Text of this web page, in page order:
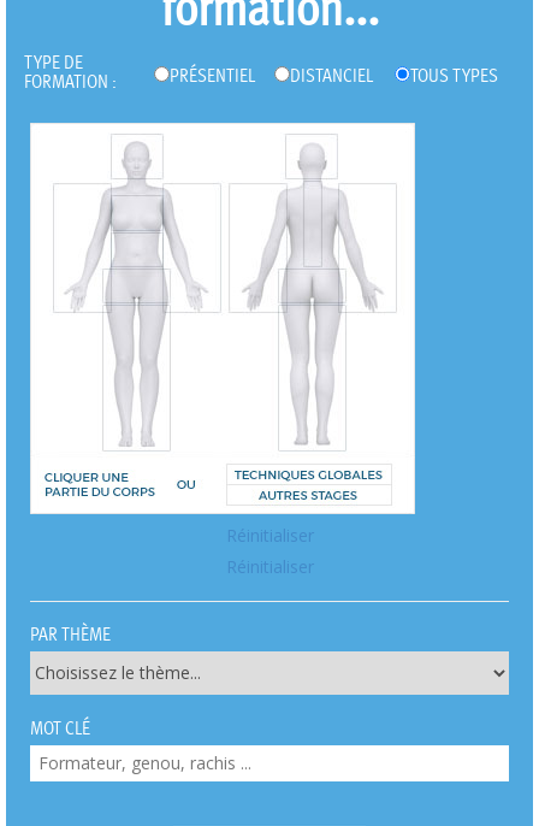
formation...
TYPE DE
FORMATION :
PRÉSENTIEL DISTANCIEL TOUS TYPES
Réinitialiser
Réinitialiser
PAR THÈME
MOT CLÉ